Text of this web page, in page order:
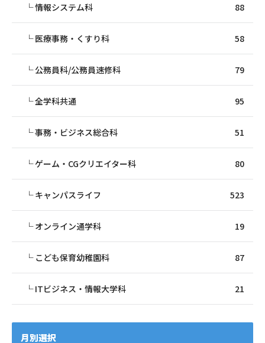
情報システム科 88
医療事務・くすり科 58
公務員科/公務員速修科 79
全学科共通 95
事務・ビジネス総合科 51
ゲーム・CGクリエイター科 80
キャンパスライフ 523
オンライン通学科 19
こども保育幼稚園科 87
ITビジネス・情報大学科 21
月別選択